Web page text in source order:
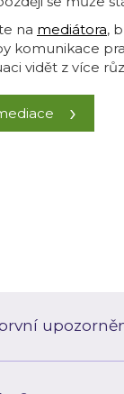
na mediátora,
komunikace
vidět z více